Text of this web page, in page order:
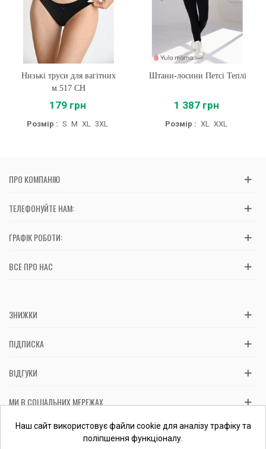
Низькі труси для вагітних
м.517 CH
179 грн
Розмір : S M XL 3XL
Штани-лосини Петсі Теплі
1 387 грн
Розмір : XL XXL
ПРО КОМПАНІЮ
ТЕЛЕФОНУЙТЕ НАМ:
ГРАФІК РОБОТИ:
ВСЕ ПРО НАС
ЗНИЖКИ
ПІДПИСКА
ВІДГУКИ
МИ В СОЦІАЛЬНИХ МЕРЕЖАХ
Вас обслуговує: ФОП Косташ С.І., номер запису в ЄДР 2 673 000
0000 057597 від 06.01.2017.Перевірити ФОП
Наш сайт використовує файли cookie для аналізу трафіку та
поліпшення функціоналу.